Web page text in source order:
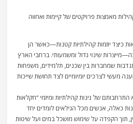
כיצד יוזמות קהילתיות קטנות—כאשר הן
שינוי גדול ומשמעותי. ברחבי הארץ
שמחברות בין שכנים, תלמידים, משפחות
מעשי לצרכים יומיומיים לצד תחושת שייכות
של גינות קהילתיות ומיזמי “חקלאות
כאלה, אנשים מכל הגילאים לומדים יחד
תוך הקפדה על שימוש מושכל במים ועל שיטות